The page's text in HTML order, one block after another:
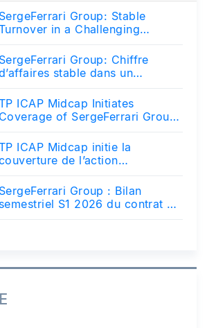
SergeFerrari Group: Stable
in a Challenging
SergeFerrari Group: Chiffre
stable dans un
ICAP Midcap Initiates
Coverage of SergeFerrari Group
ICAP Midcap initie la
de l’action
SergeFerrari Group : Bilan
semestriel S1 2026 du contrat de